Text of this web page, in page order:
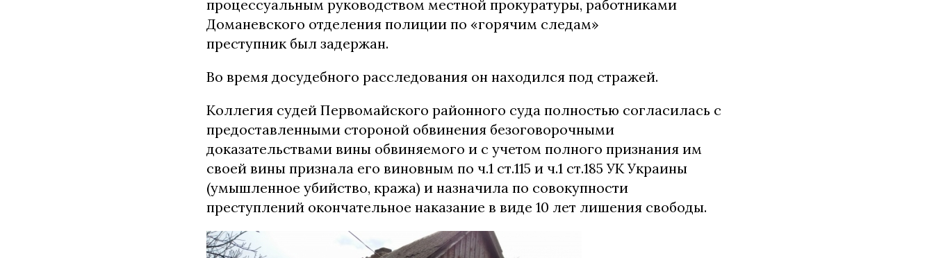
процессуальным руководством местной прокуратуры, работниками
Доманевского отделения полиции по «горячим следам»
преступник был задержан.
Во время досудебного расследования он находился под стражей.
Коллегия судей Первомайского районного суда полностью согласилась с
предоставленными стороной обвинения безоговорочными
доказательствами вины обвиняемого и с учетом полного признания им
своей вины признала его виновным по ч.1 ст.115 и ч.1 ст.185 УК Украины
(умышленное убийство, кража) и назначила по совокупности
преступлений окончательное наказание в виде 10 лет лишения свободы.